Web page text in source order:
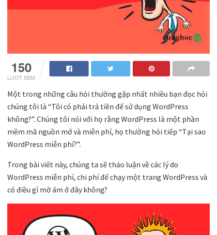
150
LƯỢT XEM
Một trong những câu hỏi thường gặp nhất nhiều bạn đọc hỏi
chúng tôi là “Tôi có phải trả tiền để sử dụng WordPress
không?”. Chúng tôi nói với họ rằng WordPress là một phần
mềm mã nguồn mở và miễn phí, họ thường hỏi tiếp “Tại sao
WordPress miễn phí?”.
Trong bài viết này, chúng ta sẽ thảo luận về các lý do
WordPress miễn phí, chi phí để chạy một trang WordPress và
có điều gì mờ ám ở đây không?